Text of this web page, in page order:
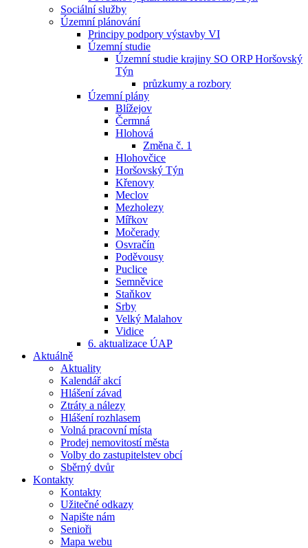
Sociální služby
Územní plánování
Principy podpory výstavby VI
Územní studie
Územní studie krajiny SO ORP Horšovský
Týn
průzkumy a rozbory
Územní plány
Blížejov
Čermná
Hlohová
Změna č. 1
Hlohovčice
Horšovský Týn
Křenovy
Meclov
Mezholezy
Mířkov
Močerady
Osvračín
Poděvousy
Puclice
Semněvice
Staňkov
Srby
Velký Malahov
Vidice
6. aktualizace ÚAP
Aktuálně
Aktuality
Kalendář akcí
Hlášení závad
Ztráty a nálezy
Hlášení rozhlasem
Volná pracovní místa
Prodej nemovitostí města
Volby do zastupitelstev obcí
Sběrný dvůr
Kontakty
Kontakty
Užitečné odkazy
Napište nám
Senioři
Mapa webu